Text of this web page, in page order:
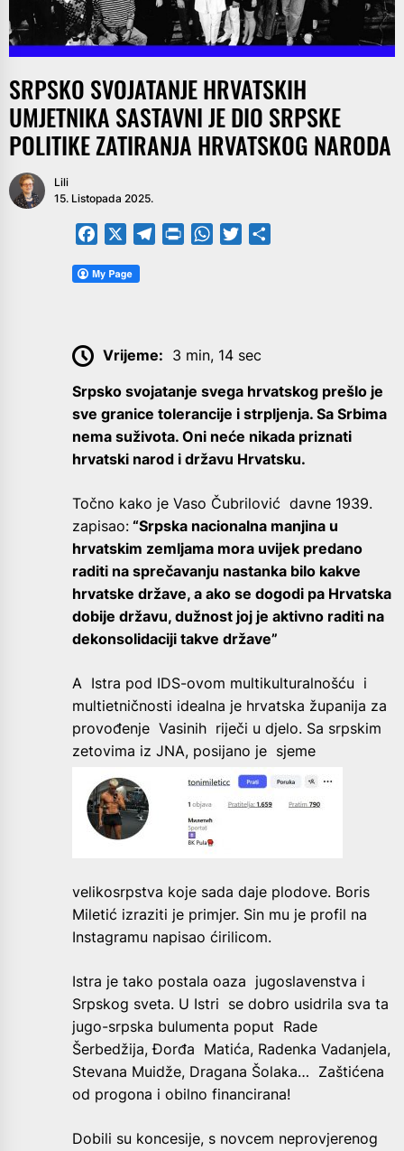
SRPSKO SVOJATANJE HRVATSKIH
UMJETNIKA SASTAVNI JE DIO SRPSKE
POLITIKE ZATIRANJA HRVATSKOG NARODA
Lili
15. Listopada 2025.
Facebook TelegramPrintFriendly
WhatsApp
Twitter
Vrijeme: 3 min, 14 sec
Srpsko svojatanje svega hrvatskog prešlo je
sve granice tolerancije i strpljenja. Sa Srbima
nema suživota. Oni neće nikada priznati
hrvatski narod i državu Hrvatsku.
Točno kako je Vaso Čubrilović davne 1939.
zapisao: “Srpska nacionalna manjina u
hrvatskim zemljama mora uvijek predano
raditi na sprečavanju nastanka bilo kakve
hrvatske države, a ako se dogodi pa Hrvatska
dobije državu, dužnost joj je aktivno raditi na
dekonsolidaciji takve države”
A Istra pod IDS-ovom multikulturalnošću i
multietničnosti idealna je hrvatska županija za
provođenje Vasinih riječi u djelo. Sa srpskim
zetovima iz JNA, posijano je sjeme
velikosrpstva koje sada daje plodove. Boris
Miletić izraziti je primjer. Sin mu je profil na
Instagramu napisao ćirilicom.
Istra je tako postala oaza jugoslavenstva i
Srpskog sveta. U Istri se dobro usidrila sva ta
jugo-srpska bulumenta poput Rade
Šerbedžija, Đorđa Matića, Radenka Vadanjela,
Stevana Muidže, Dragana Šolaka… Zaštićena
od progona i obilno financirana!
Dobili su koncesije, s novcem neprovjerenog